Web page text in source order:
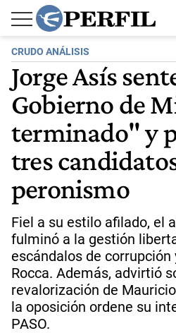
CRUDO ANÁLISIS
Jorge Asís
Gobierno de
terminado" y
tres
peronismo
Fiel a su estilo afilado, el
fulminó a la gestión
escándalos de corrupción
Rocca. Además, advirtió
revalorización de
la oposición ordene su
PASO.